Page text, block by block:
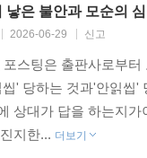
안은 결함이 아니라
날 우리는 사바나에
잠깐의 실수도 영원
이 불안은 인간이 만
낳은 불안과 모순의
2026-06-29 신고
스팅은 출판사로부터
씹' 당하는 것과'안읽씹'
상대가 답을 하는지
지한... 더보기